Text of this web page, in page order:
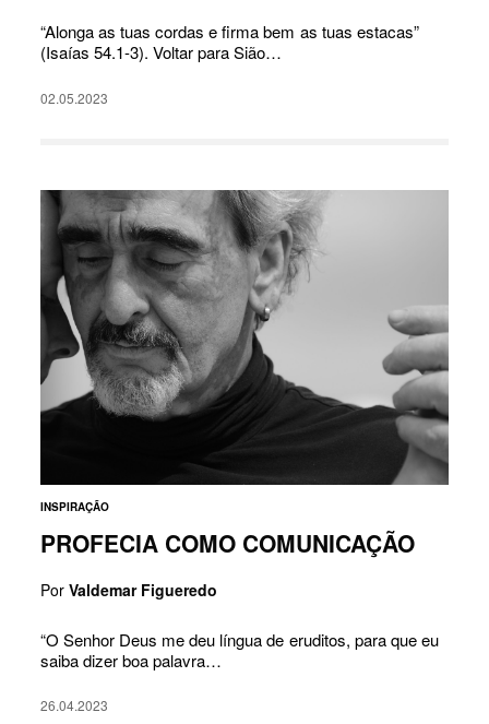
“Alonga as tuas cordas e firma bem as tuas estacas”
(Isaías 54.1-3). Voltar para Sião…
02.05.2023
INSPIRAÇÃO
PROFECIA COMO COMUNICAÇÃO
PorValdemar Figueredo
“O Senhor Deus me deu língua de eruditos, para que eu
saiba dizer boa palavra…
26.04.2023